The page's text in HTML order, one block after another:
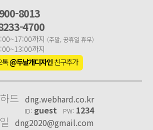
8013
4700
까지 (주말, 공휴일 휴무)
까지
톡@두날개디자인친구추가
드 dng.webhard.co.kr
ID: guest PW: 1234
dng2020@gmail.com